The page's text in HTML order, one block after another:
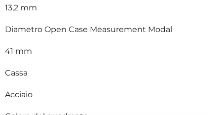
13,2 mm
Diametro Open Case Measurement Modal
41 mm
Cassa
Acciaio